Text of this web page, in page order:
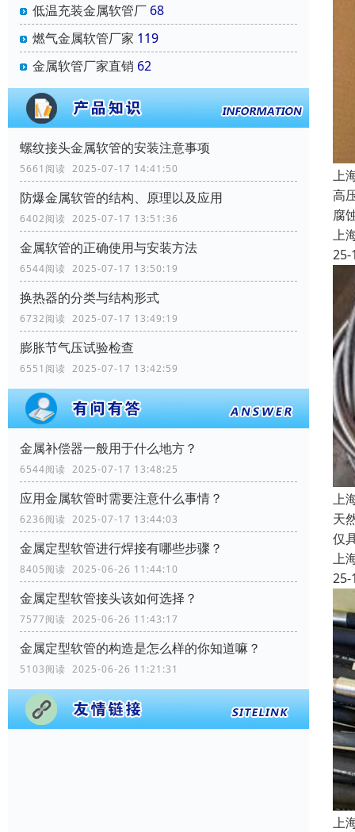
低温充装金属软管厂 68
燃气金属软管厂家 119
金属软管厂家直销 62
螺纹接头金属软管的安装注意事项
5661阅读 2025-07-17 14:41:50
防爆金属软管的结构、原理以及应用
6402阅读 2025-07-17 13:51:36
金属软管的正确使用与安装方法
6544阅读 2025-07-17 13:50:19
换热器的分类与结构形式
6732阅读 2025-07-17 13:49:19
膨胀节气压试验检查
6551阅读 2025-07-17 13:42:59
金属补偿器一般用于什么地方？
6544阅读 2025-07-17 13:48:25
应用金属软管时需要注意什么事情？
6236阅读 2025-07-17 13:44:03
金属定型软管进行焊接有哪些步骤？
8405阅读 2025-06-26 11:44:10
金属定型软管接头该如何选择？
7577阅读 2025-06-26 11:43:17
金属定型软管的构造是怎么样的你知道嘛？
5103阅读 2025-06-26 11:21:31
上
高
腐
上
25-
上
天
仅
上
25-
上